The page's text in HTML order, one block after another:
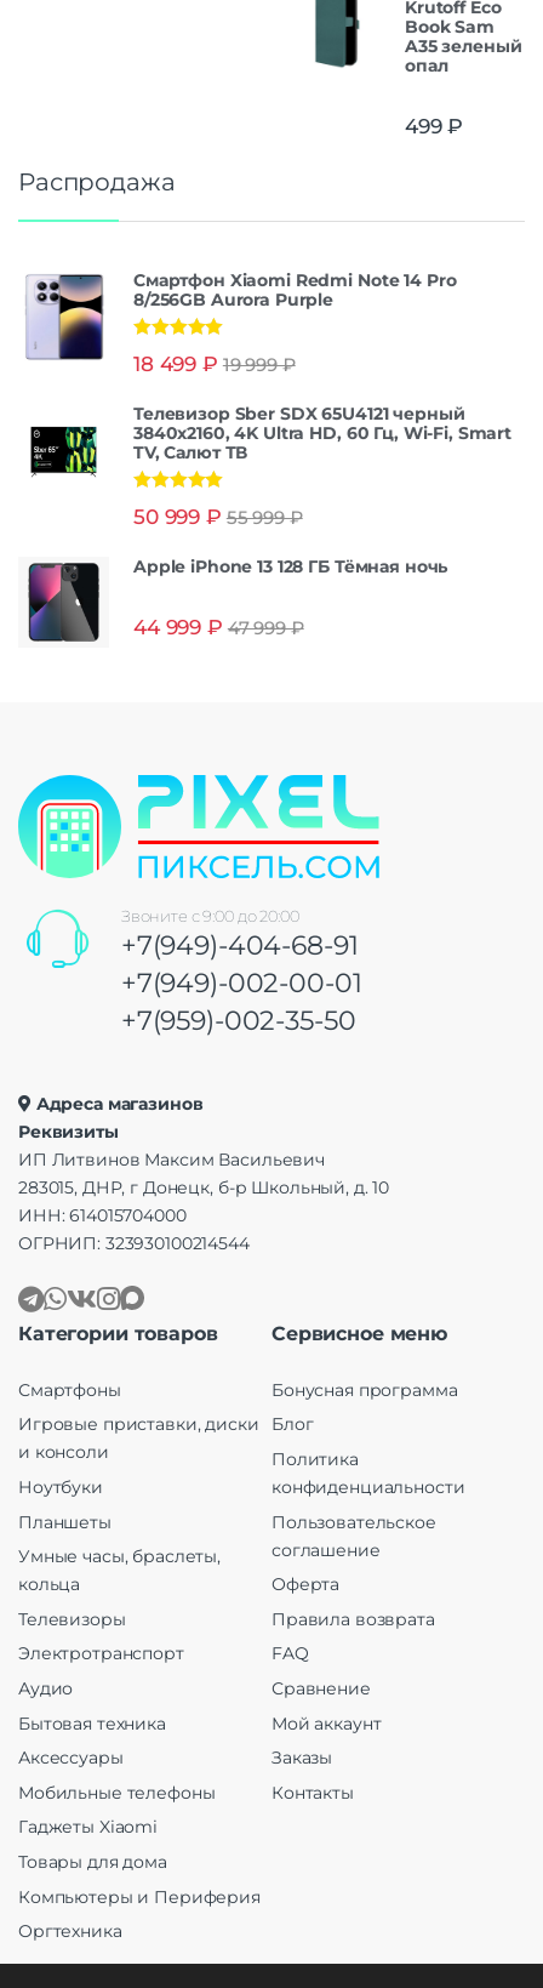
Krutoff Eco
Book Sam
A35 зеленый
опал
499₽
Распродажа
Смартфон Xiaomi Redmi Note 14 Pro
8/256GB Aurora Purple
из 5
18 499 ₽ 19 999₽
Телевизор Sber SDX 65U4121 черный
3840x2160, 4K Ultra HD, 60 Гц, Wi-Fi, Smart
TV, Салют ТВ
из 5
50 999 ₽ 55 999₽
Apple iPhone 13 128 ГБ Тёмная ночь
44 999 ₽ 47 999₽
Звоните с 9:00 до 20:00
+7(949)-404-68-91
+7(949)-002-00-01
+7(959)-002-35-50
Адреса магазинов
Реквизиты
ИП Литвинов Максим Васильевич
283015, ДНР, г Донецк, б-р Школьный, д. 10
ИНН: 614015704000
ОГРНИП: 323930100214544
Категории товаров
Смартфоны
Игровые приставки, диски
и консоли
Ноутбуки
Планшеты
Умные часы, браслеты,
кольца
Телевизоры
Электротранспорт
Аудио
Бытовая техника
Аксессуары
Мобильные телефоны
Гаджеты Xiaomi
Товары для дома
Компьютеры и Периферия
Оргтехника
Сервисное меню
Бонусная программа
Блог
Политика
конфиденциальности
Пользовательское
соглашение
Оферта
Правила возврата
FAQ
Сравнение
Мой аккаунт
Заказы
Контакты